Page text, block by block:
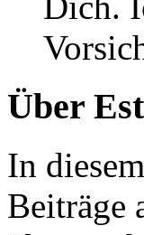
Über
In
Beiträge